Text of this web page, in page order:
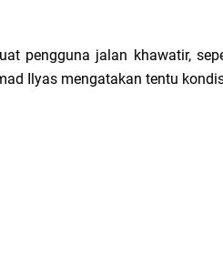
pengguna jalan khawatir,
Ilyas mengatakan tentu